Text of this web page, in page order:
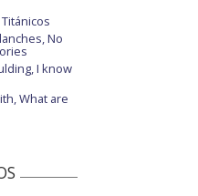
No
I know
What are